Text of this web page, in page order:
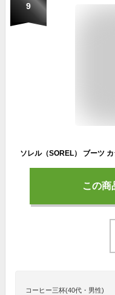
9
この商
コーヒー三杯(40代・男性)